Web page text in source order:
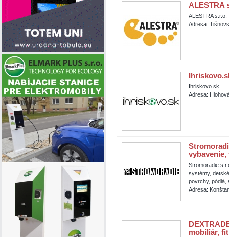
ALESTRA
ALESTRA
Adresa:
Ihriskovo.sk
Adresa:
Stromoradie
systémy,
povrchy, pódiá,
Adresa:
mobiliár,